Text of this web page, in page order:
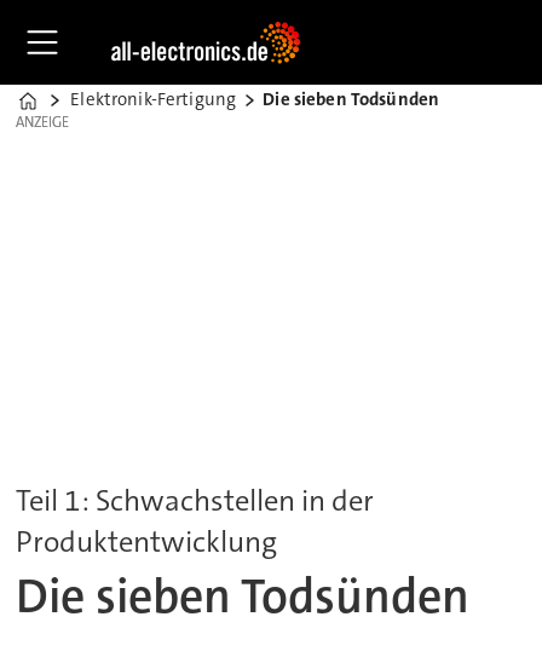
Home
Elektronik-Fertigung Die sieben Todsünden
ANZEIGE
ANZEIGE
Teil 1: Schwachstellen in der
Produktentwicklung
Die sieben Todsünden